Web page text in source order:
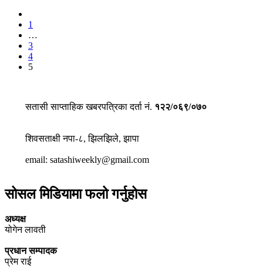
1
…
3
4
5
सतासी साप्ताहिक खबरपत्रिका दर्ता नं. १२२/०६९/०७०
शिवसताक्षी नपा-८, झिलझिले, झापा
email: satashiweekly@gmail.com
सोसल मिडियामा फलो गर्नुहोस
अध्यक्ष
योगेन लावती
प्रधान सम्पादक
प्रेम राई